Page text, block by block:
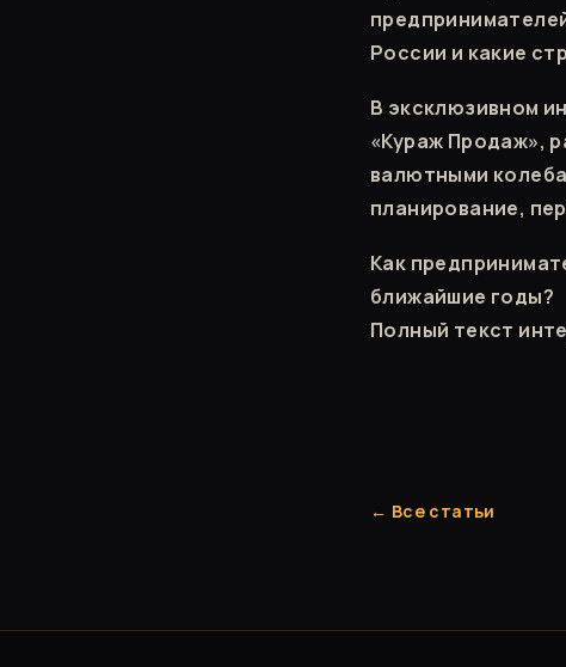
России и какие
В эксклюзивном
«Кураж Продаж»,
валютными
планирование,
Как
ближайшие годы?
Полный текст
← Все статьи